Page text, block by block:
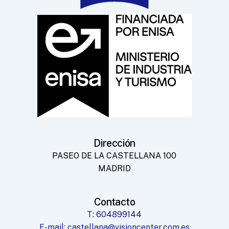
Dirección
PASEO DE LA CASTELLANA 100
MADRID
Contacto
T: 604899144